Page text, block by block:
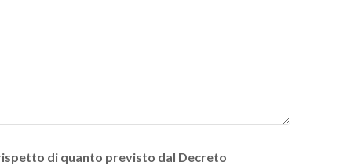
di quanto previsto dal Decreto